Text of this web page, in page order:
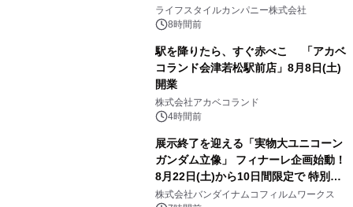
い、ポップでキュートなコレクショ
ン。
ライフスタイルカンパニー株式会社
8時間前
駅を降りたら、すぐ赤べこ 「アカベ
コランド会津若松駅前店」8月8日(土)
開業
株式会社アカベコランド
4時間前
展示終了を迎える「実物大ユニコーン
ガンダム立像」 フィナーレ企画始動！
8月22日(土)から10日間限定で 特別映
像『UNICORN GUNDAM Statue ―
株式会社バンダイナムコフィルムワークス